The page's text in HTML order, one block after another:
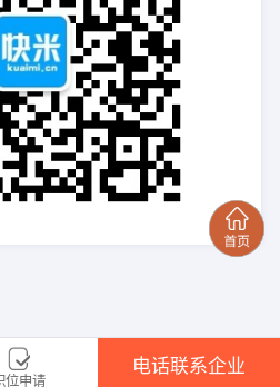
位申请
电话联系企业